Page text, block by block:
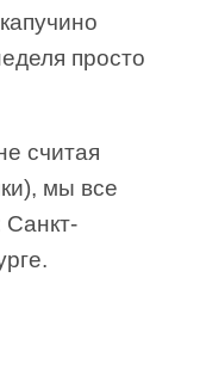
просто
считая
мы все
Санкт-